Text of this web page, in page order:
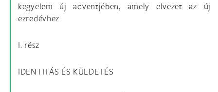
kegyelem új adventjében, amely elvezet az új
ezredévhez.
I. rész
IDENTITÁS ÉS KÜLDETÉS